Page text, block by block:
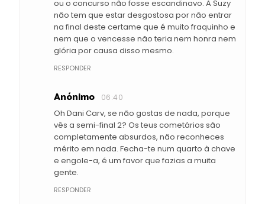
ou o concurso não fosse escandinavo. A Suzy
não tem que estar desgostosa por não entrar
na final deste certame que é muito fraquinho e
nem que o vencesse não teria nem honra nem
glória por causa disso mesmo.
RESPONDER
Anónimo 06:40
Oh Dani Carv, se não gostas de nada, porque
vês a semi-final 2? Os teus cometários são
completamente absurdos, não reconheces
mérito em nada. Fecha-te num quarto à chave
e engole-a, é um favor que fazias a muita
gente.
RESPONDER